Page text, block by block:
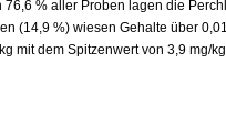
% aller Proben lagen die
(14,9 %) wiesen Gehalte über
mit dem Spitzenwert von 3,9 mg/